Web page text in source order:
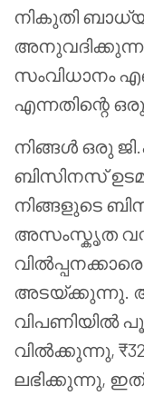
നികുതി
സംവിധാനം
എന്നതിന്റെ
നിങ്ങൾ ഒരു
ബിസിനസ്
നിങ്ങളുടെ
അസംസ്കൃത
വിൽപ്പനക്കാരെ
അടയ്ക്കുന്നു.
വിപണിയിൽ
വിൽക്കുന്നു,
ലഭിക്കുന്നു,